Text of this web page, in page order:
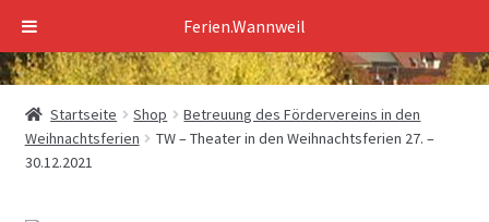
Zur
Navigation
Zum
Inhalt
Startseite Shop
Betreuung des Fördervereins in den
Weihnachtsferien
TW – Theater in den Weihnachtsferien 27. –
30.12.2021
Ferien.Wannweil